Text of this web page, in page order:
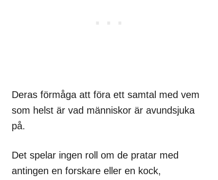
Deras förmåga att föra ett samtal med vem
som helst är vad människor är avundsjuka
på.
Det spelar ingen roll om de pratar med
antingen en forskare eller en kock,